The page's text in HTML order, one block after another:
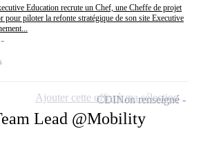
Education recrute un Chef, une Cheffe de projet
pour piloter la refonte stratégique de son site Executive
Lead @Mobility
CDINon renseigné
Ajouter cette offre à ma sélection